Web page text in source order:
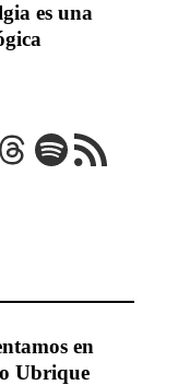
es una
Threads
Spotify
Feed RSS
en
Ubrique